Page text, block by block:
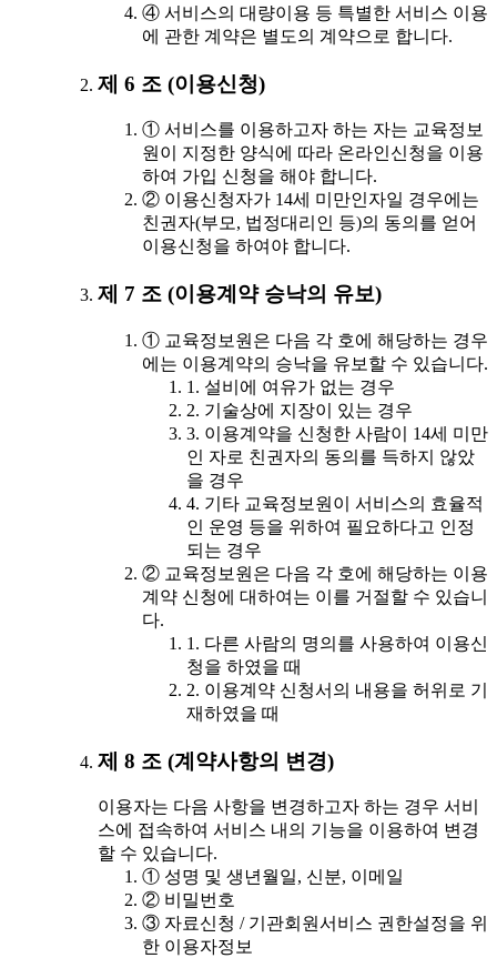
④ 서비스의 대량이용 등 특별한 서비스 이용
에 관한 계약은 별도의 계약으로 합니다.
제 6 조 (이용신청)
① 서비스를 이용하고자 하는 자는 교육정보
원이 지정한 양식에 따라 온라인신청을 이용
하여 가입 신청을 해야 합니다.
② 이용신청자가 14세 미만인자일 경우에는
친권자(부모, 법정대리인 등)의 동의를 얻어
이용신청을 하여야 합니다.
제 7 조 (이용계약 승낙의 유보)
① 교육정보원은 다음 각 호에 해당하는 경우
에는 이용계약의 승낙을 유보할 수 있습니다.
1. 설비에 여유가 없는 경우
2. 기술상에 지장이 있는 경우
3. 이용계약을 신청한 사람이 14세 미만
인 자로 친권자의 동의를 득하지 않았
을 경우
4. 기타 교육정보원이 서비스의 효율적
인 운영 등을 위하여 필요하다고 인정
되는 경우
② 교육정보원은 다음 각 호에 해당하는 이용
계약 신청에 대하여는 이를 거절할 수 있습니
다.
1. 다른 사람의 명의를 사용하여 이용신
청을 하였을 때
2. 이용계약 신청서의 내용을 허위로 기
재하였을 때
제 8 조 (계약사항의 변경)
이용자는 다음 사항을 변경하고자 하는 경우 서비
스에 접속하여 서비스 내의 기능을 이용하여 변경
할 수 있습니다.
① 성명 및 생년월일, 신분, 이메일
② 비밀번호
③ 자료신청 / 기관회원서비스 권한설정을 위
한 이용자정보